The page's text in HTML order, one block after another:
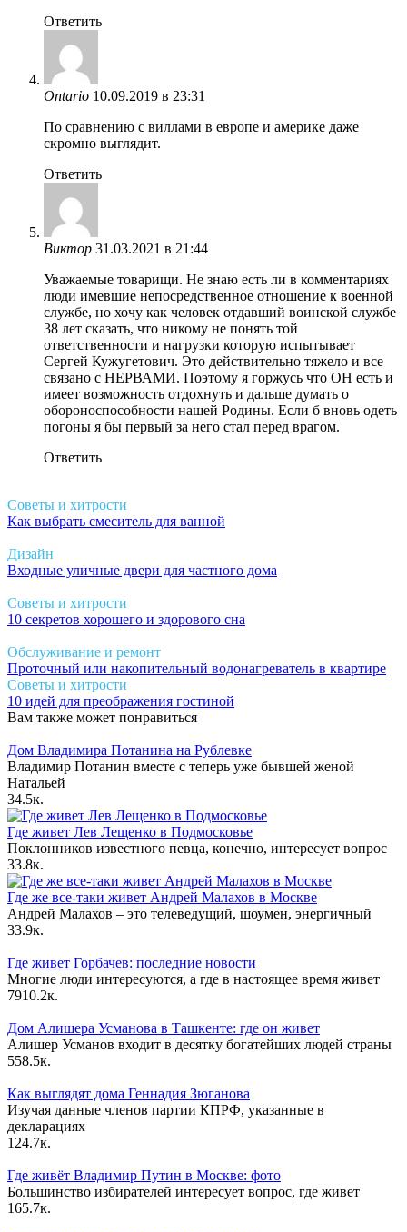
Ответить
Ontario 10.09.2019 в 23:31
По сравнению с виллами в европе и америке даже
скромно выглядит.
Ответить
Виктор 31.03.2021 в 21:44
Уважаемые товарищи. Не знаю есть ли в комментариях
люди имевшие непосредственное отношение к военной
службе, но хочу как человек отдавший воинской службе
38 лет сказать, что никому не понять той
ответственности и нагрузки которую испытывает
Сергей Кужугетович. Это действительно тяжело и все
связано с НЕРВАМИ. Поэтому я горжусь что ОН есть и
имеет возможность отдохнуть и дальше думать о
обороноспособности нашей Родины. Если б вновь одеть
погоны я бы первый за него стал перед врагом.
Ответить
Советы и хитрости
Как выбрать смеситель для ванной
Дизайн
Входные уличные двери для частного дома
Советы и хитрости
10 секретов хорошего и здорового сна
Обслуживание и ремонт
Проточный или накопительный водонагреватель в квартире
Советы и хитрости
10 идей для преображения гостиной
Вам также может понравиться
Дом Владимира Потанина на Рублевке
Владимир Потанин вместе с теперь уже бывшей женой
Натальей
34.5к.
Где живет Лев Лещенко в Подмосковье
Поклонников известного певца, конечно, интересует вопрос
33.8к.
Где же все-таки живет Андрей Малахов в Москве
Андрей Малахов – это телеведущий, шоумен, энергичный
33.9к.
Где живет Горбачев: последние новости
Многие люди интересуются, а где в настоящее время живет
7910.2к.
Дом Алишера Усманова в Ташкенте: где он живет
Алишер Усманов входит в десятку богатейших людей страны
558.5к.
Как выглядят дома Геннадия Зюганова
Изучая данные членов партии КПРФ, указанные в
декларациях
124.7к.
Где живёт Владимир Путин в Москве: фото
Большинство избирателей интересует вопрос, где живет
165.7к.